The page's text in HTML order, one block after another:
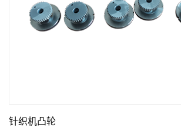
针织机凸轮